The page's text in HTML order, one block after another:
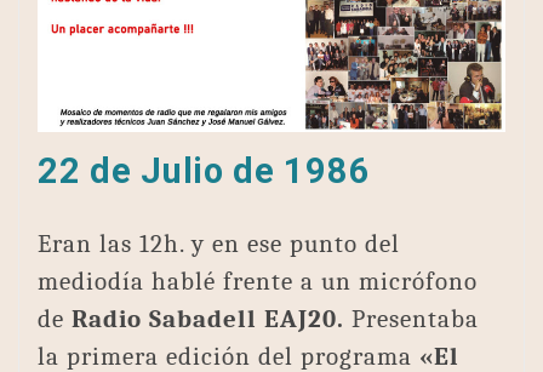
22 de Julio de 1986
Eran las 12h. y en ese punto del
mediodía hablé frente a un micrófono
de Radio Sabadell EAJ20. Presentaba
la primera edición del programa «El